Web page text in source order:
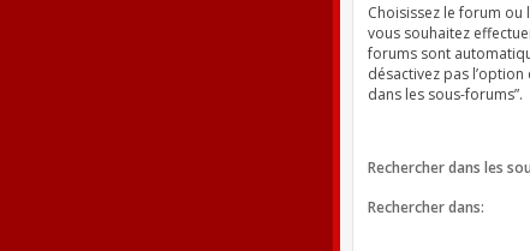
Choisissez le forum ou
vous souhaitez
forums sont
désactivez pas l’option
dans les sous-forums”.
Rechercher dans les
Rechercher dans: